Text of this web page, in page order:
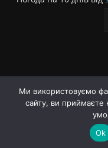
Про газету
Політика
© Українська
Ми використовуємо
сайту, ви приймаєте
Ok